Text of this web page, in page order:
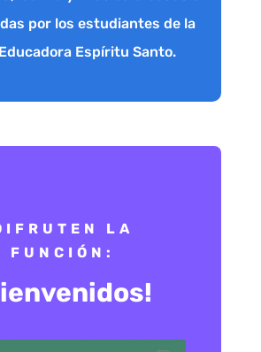
por los estudiantes de la
Espíritu Santo.
LA
FUNCIÓN: